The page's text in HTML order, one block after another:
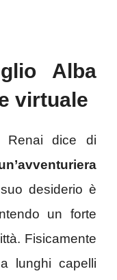
Alba
virtuale
Renai dice di
desiderio è
un forte
Fisicamente
lunghi capelli